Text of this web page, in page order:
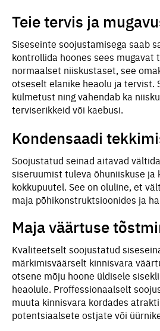
Teie tervis ja
Siseseinte soojustamisega saab
kontrollida hoones sees mugavat
normaalset niiskustaset, see
otseselt elanike heaolu ja tervist.
külmetust ning vähendab ka
terviserikkeid või kaebusi.
Kondensaadi
Soojustatud seinad aitavad
siseruumist tuleva õhuniiskuse ja
kokkupuutel. See on oluline, et
maja põhikonstruktsioonides ja
Maja väärtuse
Kvaliteetselt soojustatud
märkimisväärselt kinnisvara
otsene mõju hoone üldisele
heaolule. Proffessionaalselt
muuta kinnisvara kordades
potentsiaalsete ostjate või